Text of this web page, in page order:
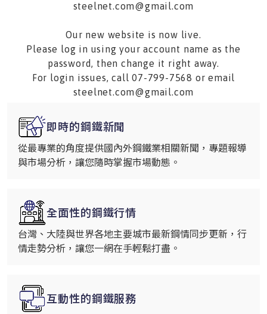
steelnet.com@gmail.com
Our new website is now live.
Please log in using your account name as the
password, then change it right away.
For login issues, call 07-799-7568 or email
steelnet.com@gmail.com
即時的鋼鐵新聞
從最專業的角度提供國內外鋼鐵業相關新聞，專題報導
與市場分析，讓您隨時掌握市場動態。
全面性的鋼鐵行情
台灣、大陸與世界各地主要城市最新鋼情同步更新，行
情走勢分析，讓您一網在手輕鬆打盡。
互動性的鋼鐵服務